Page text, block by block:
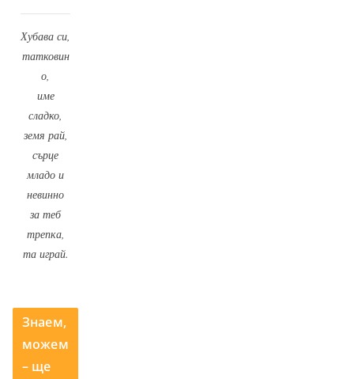
Хубава си,
татковин
о,
име
сладко,
земя рай,
сърце
младо и
невинно
за теб
трепка,
та играй.
Знаем,
можем
– ще